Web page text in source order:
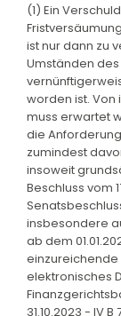
(1) Ein
ist nur dann zu
Umständen
worden ist.
muss erwartet
die
zumindest
insoweit
Beschluss vom
Senatsbeschluss
insbesondere
ab dem
einzureichende
elektronisches
31.10.2023 - IV B